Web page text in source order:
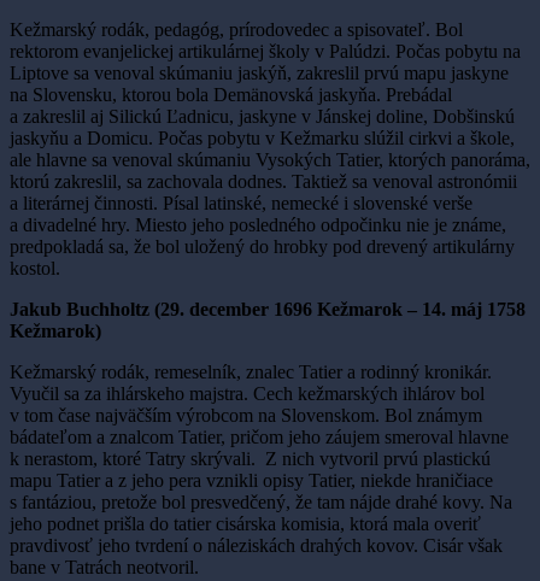
Kežmarský rodák, pedagóg, prírodovedec a spisovateľ. Bol
rektorom evanjelickej artikulárnej školy v Palúdzi. Počas pobytu na
Liptove sa venoval skúmaniu jaskýň, zakreslil prvú mapu jaskyne
na Slovensku, ktorou bola Demänovská jaskyňa. Prebádal
a zakreslil aj Silickú Ľadnicu, jaskyne v Jánskej doline, Dobšinskú
jaskyňu a Domicu. Počas pobytu v Kežmarku slúžil cirkvi a škole,
ale hlavne sa venoval skúmaniu Vysokých Tatier, ktorých panoráma,
ktorú zakreslil, sa zachovala dodnes. Taktiež sa venoval astronómii
a literárnej činnosti. Písal latinské, nemecké i slovenské verše
a divadelné hry. Miesto jeho posledného odpočinku nie je známe,
predpokladá sa, že bol uložený do hrobky pod drevený artikulárny
kostol.
Jakub Buchholtz (29. december 1696 Kežmarok – 14. máj 1758
Kežmarok)
Kežmarský rodák, remeselník, znalec Tatier a rodinný kronikár.
Vyučil sa za ihlárskeho majstra. Cech kežmarských ihlárov bol
v tom čase najväčším výrobcom na Slovenskom. Bol známym
bádateľom a znalcom Tatier, pričom jeho záujem smeroval hlavne
k nerastom, ktoré Tatry skrývali. Z nich vytvoril prvú plastickú
mapu Tatier a z jeho pera vznikli opisy Tatier, niekde hraničiace
s fantáziou, pretože bol presvedčený, že tam nájde drahé kovy. Na
jeho podnet prišla do tatier cisárska komisia, ktorá mala overiť
pravdivosť jeho tvrdení o náleziskách drahých kovov. Cisár však
bane v Tatrách neotvoril.